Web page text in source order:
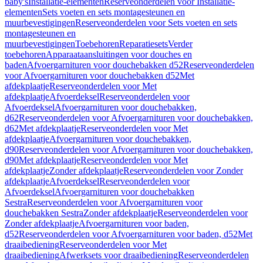
elementenSets voeten en sets montagesteunen en
muurbevestigingenReserveonderdelen voor Sets voeten en sets
montagesteunen en
muurbevestigingenToebehorenReparatiesetsVerder
toebehorenApparaataansluitingen voor douches en
badenAfvoergarnituren voor douchebakken d52Reserveonderdelen
voor Afvoergarnituren voor douchebakken d52Met
afdekplaatjeReserveonderdelen voor Met
afdekplaatjeAfvoerdekselReserveonderdelen voor
AfvoerdekselAfvoergarnituren voor douchebakken,
d62Reserveonderdelen voor Afvoergarnituren voor douchebakken,
d62Met afdekplaatjeReserveonderdelen voor Met
afdekplaatjeAfvoergarnituren voor douchebakken,
d90Reserveonderdelen voor Afvoergarnituren voor douchebakken,
d90Met afdekplaatjeReserveonderdelen voor Met
afdekplaatjeZonder afdekplaatjeReserveonderdelen voor Zonder
afdekplaatjeAfvoerdekselReserveonderdelen voor
AfvoerdekselAfvoergarnituren voor douchebakken
SestraReserveonderdelen voor Afvoergarnituren voor
douchebakken SestraZonder afdekplaatjeReserveonderdelen voor
Zonder afdekplaatjeAfvoergarnituren voor baden,
d52Reserveonderdelen voor Afvoergarnituren voor baden, d52Met
draaibedieningReserveonderdelen voor Met
draaibedieningAfwerksets voor draaibedieningReserveonderdelen